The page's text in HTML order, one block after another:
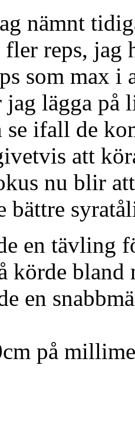
nämnt
fler reps,
som max i
jag lägga på
ifall de
att
nu blir
bättre
en tävling
körde
en
på